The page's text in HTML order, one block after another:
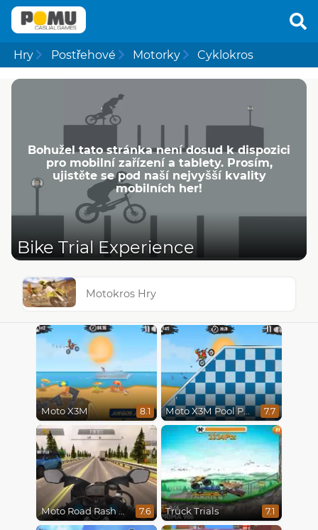
Hry Postřehové Motorky Cyklokros
Bohužel tato stránka není dosud k dispozici
pro mobilní zařízení a tablety. Prosím,
ujistěte se pod naší nejvyšší kvality
mobilních her!
Bike Trial Experience
Motokros Hry
Moto X3M 8.1 Moto X3M Pool Party 7.7
Moto Road Rash 3D 7.6 Truck Trials 7.1